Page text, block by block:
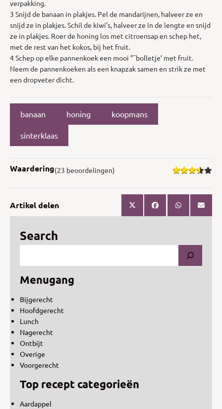
verpakking.
3 Snijd de banaan in plakjes. Pel de mandarijnen, halveer ze en
snijd ze in plakjes. Schil de kiwi’s, halveer ze in de lengte en snijd
ze in plakjes. Roer de honing los met citroensap en schep het,
met de rest van het kokos, bij het fruit.
4 Schep op elke pannenkoek een mooi ”˜bolletje’ met fruit.
Neem de pannenkoeken als een knapzak samen en strik ze met
een dropveter dicht.
banaan honing koopmans
sinterklaas
Waardering(23 beoordelingen)
Artikel delen
Search
Menugang
Bijgerecht
Hoofdgerecht
Lunch
Nagerecht
Ontbijt
Overige
Voorgerecht
Top recept categorieën
Aardappel